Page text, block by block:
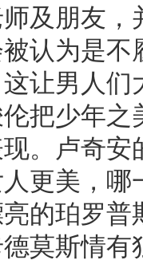
及朋友
认为是
让男人
把少年
。卢奇
更美，
的珀罗
莫斯情